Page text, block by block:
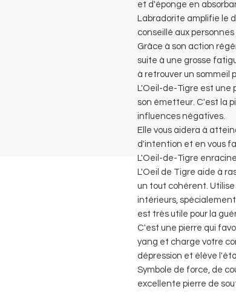
et d'éponge en
Labradorite amplifie le
conseillé aux personnes
Grâce à son action
suite à une grosse
à retrouver un sommeil
L'Oeil-de-Tigre est une
son émetteur. C'est la
influences négatives.
Elle vous aidera à
d'intention et en vous
L'Oeil-de-Tigre
L'Oeil de Tigre aide à
un tout cohérent.
intérieurs,
est très utile pour la
C'est une pierre qui
yang et charge votre
dépression et élève
Symbole de force, de
excellente pierre de